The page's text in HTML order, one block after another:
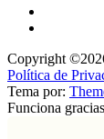
Copyright
Política de
Tema por:
Funciona